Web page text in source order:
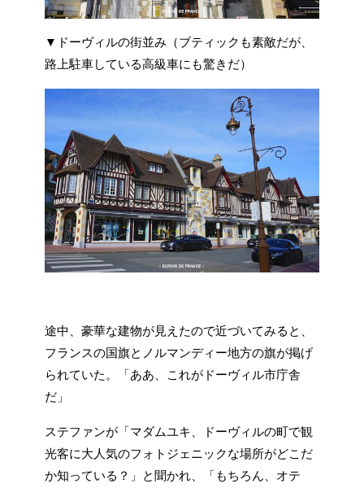
▼ドーヴィルの街並み（ブティックも素敵だが、
路上駐車している高級車にも驚きだ）
途中、豪華な建物が見えたので近づいてみると、
フランスの国旗とノルマンディー地方の旗が掲げ
られていた。「ああ、これがドーヴィル市庁舎
だ」
ステファンが「マダムユキ、ドーヴィルの町で観
光客に大人気のフォトジェニックな場所がどこだ
か知っている？」と聞かれ、「もちろん、オテ